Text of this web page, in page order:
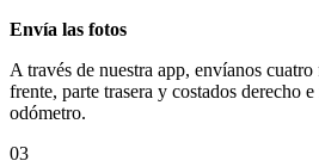
Envía las fotos
A través de nuestra app, envíanos
frente, parte trasera y costados derecho
odómetro.
03